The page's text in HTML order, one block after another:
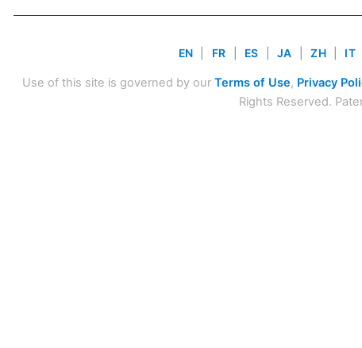
EN FR ES JA ZH IT
Use of this site is governed by our Terms of Use, Privacy
Rights Reserved.